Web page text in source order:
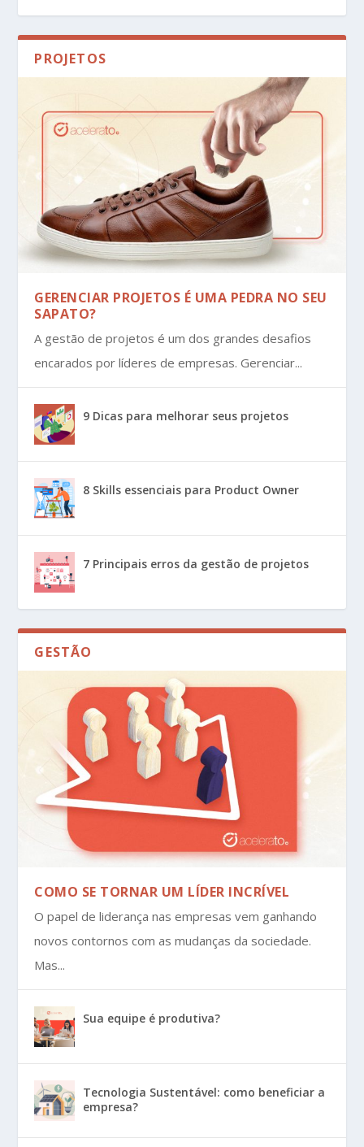
PROJETOS
GERENCIAR PROJETOS É UMA PEDRA NO SEU
SAPATO?
A gestão de projetos é um dos grandes desafios
encarados por líderes de empresas. Gerenciar...
9 Dicas para melhorar seus projetos
8 Skills essenciais para Product Owner
7 Principais erros da gestão de projetos
GESTÃO
COMO SE TORNAR UM LÍDER INCRÍVEL
O papel de liderança nas empresas vem ganhando
novos contornos com as mudanças da sociedade.
Mas...
Sua equipe é produtiva?
Tecnologia Sustentável: como beneficiar a
empresa?